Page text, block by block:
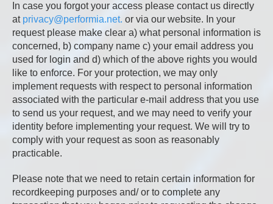
In case you forgot your access please contact us directly
at privacy@performia.net. or via our website. In your
request please make clear a) what personal information is
concerned, b) company name c) your email address you
used for login and d) which of the above rights you would
like to enforce. For your protection, we may only
implement requests with respect to personal information
associated with the particular e-mail address that you use
to send us your request, and we may need to verify your
identity before implementing your request. We will try to
comply with your request as soon as reasonably
practicable.
Please note that we need to retain certain information for
recordkeeping purposes and/ or to complete any